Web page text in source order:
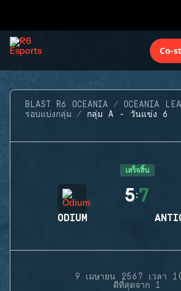
Co-
BLAST R6 OCEANIA
OCEANIA
รอบแบ่งกลุ่ม
กลุ่ม A - วันแข่ง 6
เสร็จสิ้น
ODIUM
5:7
9 เมษายน 2567 เวลา
ดีที่สุดจาก 1